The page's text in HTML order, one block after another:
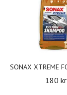
SONAX XTREME
180 kr